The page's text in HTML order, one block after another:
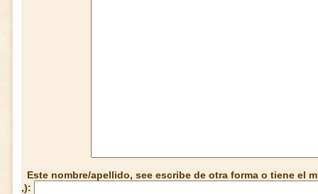
Este nombre/apellido, see escribe de otra forma o tiene el
,):